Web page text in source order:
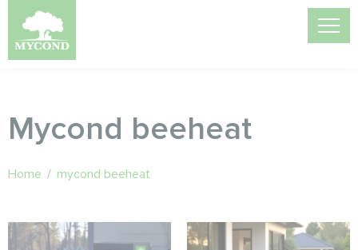
Mycond beeheat
Home / mycond beeheat